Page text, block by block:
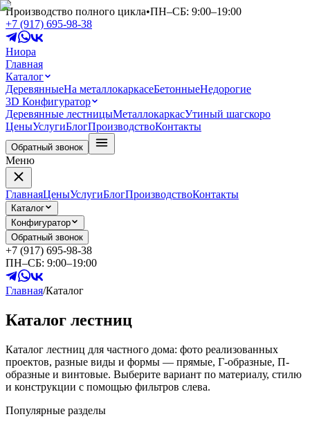
Производство полного цикла•ПН–СБ: 9:00–19:00
+7 (917) 695-98-38
Ниора
Главная
Каталог
ДеревянныеНа металлокаркасеБетонныеНедорогие
3D Конфигуратор
Деревянные лестницыМеталлокаркасУтиный шагскоро
ЦеныУслугиБлогПроизводствоКонтакты
Обратный звонок
Меню
ГлавнаяЦеныУслугиБлогПроизводствоКонтакты
Каталог
Конфигуратор
Обратный звонок
+7 (917) 695-98-38
ПН–СБ: 9:00–19:00
Главная/Каталог
Каталог лестниц
Каталог лестниц для частного дома: фото реализованных
проектов, разные виды и формы — прямые, Г-образные, П-
образные и винтовые. Выберите вариант по материалу, стилю
и конструкции с помощью фильтров слева.
Популярные разделы